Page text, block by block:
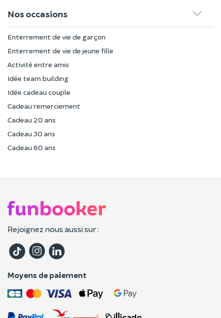
Nos occasions
Enterrement de vie de garçon
Enterrement de vie de jeune fille
Activité entre amis
Idée team building
Idée cadeau couple
Cadeau remerciement
Cadeau 20 ans
Cadeau 30 ans
Cadeau 60 ans
Rejoignez nous aussi sur :
Moyens de paiement